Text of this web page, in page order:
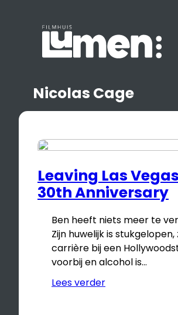
Nicolas Cage
Leaving Las
30th Anniversary
Ben heeft niets meer te
Zijn huwelijk is stukgelopen,
carrière bij een
voorbij en alcohol is…
Lees verder